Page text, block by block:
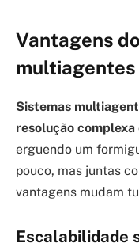
Vantagens
multiagentes
Sistemas
resolução
erguendo um
pouco, mas juntas
vantagens mudam
Escalabilidade